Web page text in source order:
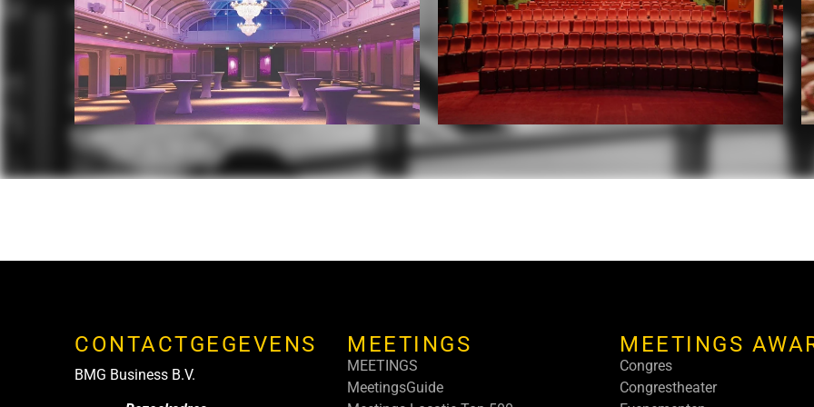
CONTACTGEGEVENS
BMG Business B.V.
MEETINGS
MEETINGS
MeetingsGuide
MEETINGS
Congres
Congrestheater